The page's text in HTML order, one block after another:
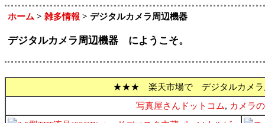
ホーム > 雑多情報 > デジタルカメラ周辺機器
デジタルカメラ周辺機器 にようこそ。
★★★ 楽天市場で デジタルカメ
写真屋さんドットコム, カメラ